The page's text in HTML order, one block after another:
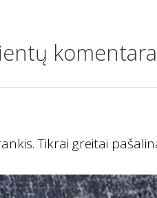
Tikrai greitai